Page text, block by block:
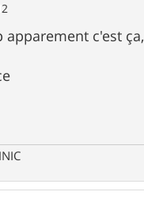
apparement c'est ça,